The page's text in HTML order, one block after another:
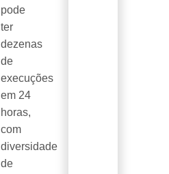
pode
ter
dezenas
de
execuções
em 24
horas,
com
diversidade
de